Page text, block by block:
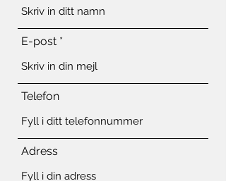
E-post
Telefon
Adress